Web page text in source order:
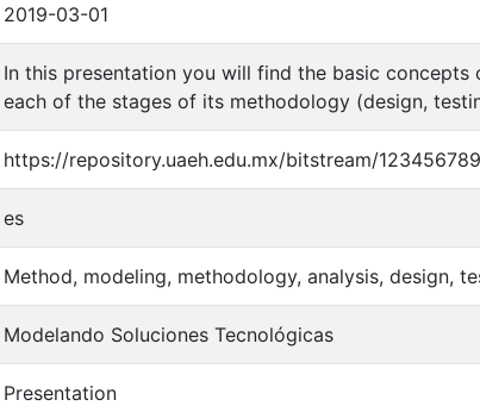
2019-03-01
In this presentation you will find the basic
each of the stages of its methodology (design,
https://repository.uaeh.edu.mx/bitstream/
es
Method, modeling, methodology, analysis, design,
Modelando Soluciones Tecnológicas
Presentation